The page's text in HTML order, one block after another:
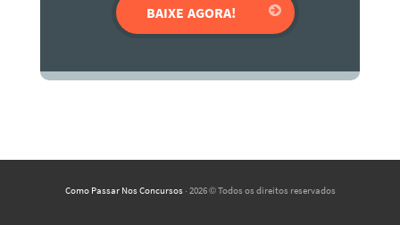
Como Passar Nos Concursos· 2026 © Todos os direitos reservados